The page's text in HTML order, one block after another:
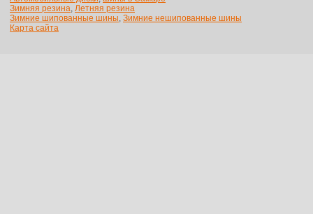
Зимняя резина, Летняя резина
Зимние шипованные шины, Зимние нешипованные шины
Карта сайта